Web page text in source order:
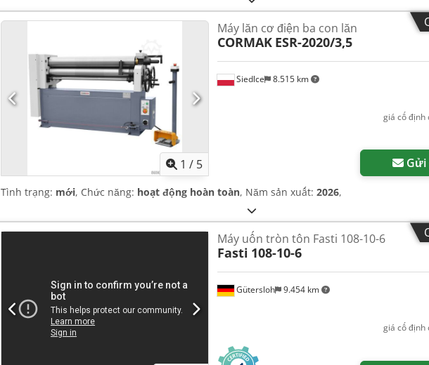
1 / 5
Siedlce 8.515 km
Máy lăn cơ điện ba con lăn
CORMAK ESR-2020/3,5
giá cố định
Gửi
Tình trạng: mới, Chức năng: hoạt động hoàn toàn, Năm sản xuất: 2026,
Gütersloh 9.454 km
Máy uốn tròn tôn Fasti 108-10-6
Fasti 108-10-6
giá cố định